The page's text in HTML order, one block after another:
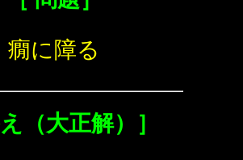
癇に障る
え（大正解）］